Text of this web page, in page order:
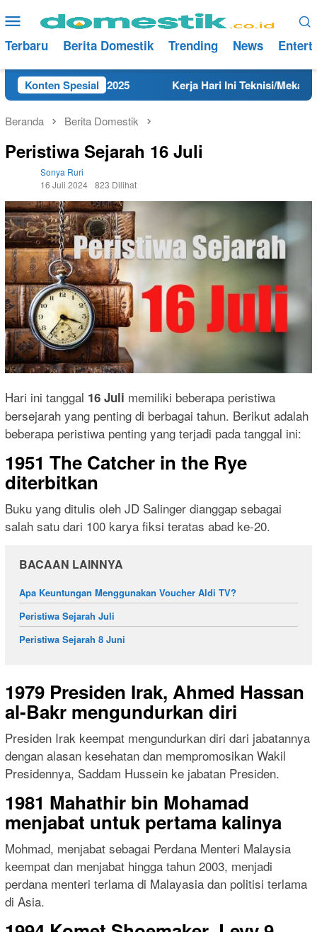
ke
konten
Menu
Mobile
Terbaru Berita Domestik Trending News
Konten Spesial
Tahun 2025 Kerja Hari Ini Teknisi/Mekanik DAMRI
Beranda Berita Domestik
Peristiwa Sejarah 16 Juli
Sonya Ruri
16 Juli 2024 823 Dilihat
Hari ini tanggal 16 Juli memiliki beberapa peristiwa
bersejarah yang penting di berbagai tahun. Berikut adalah
beberapa peristiwa penting yang terjadi pada tanggal ini:
1951 The Catcher in the Rye
diterbitkan
Buku yang ditulis oleh JD Salinger dianggap sebagai
salah satu dari 100 karya fiksi teratas abad ke-20.
BACAAN LAINNYA
Apa Keuntungan Menggunakan Voucher Aldi TV?
Peristiwa Sejarah Juli
Peristiwa Sejarah 8 Juni
1979 Presiden Irak, Ahmed Hassan
al-Bakr mengundurkan diri
Presiden Irak keempat mengundurkan diri dari jabatannya
dengan alasan kesehatan dan mempromosikan Wakil
Presidennya, Saddam Hussein ke jabatan Presiden.
1981 Mahathir bin Mohamad
menjabat untuk pertama kalinya
Mohmad, menjabat sebagai Perdana Menteri Malaysia
keempat dan menjabat hingga tahun 2003, menjadi
perdana menteri terlama di Malayasia dan politisi terlama
di Asia.